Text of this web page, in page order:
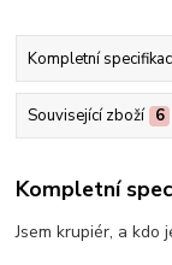
Kompletní
Související zboží 6
Kompletní
Jsem krupiér, a kdo